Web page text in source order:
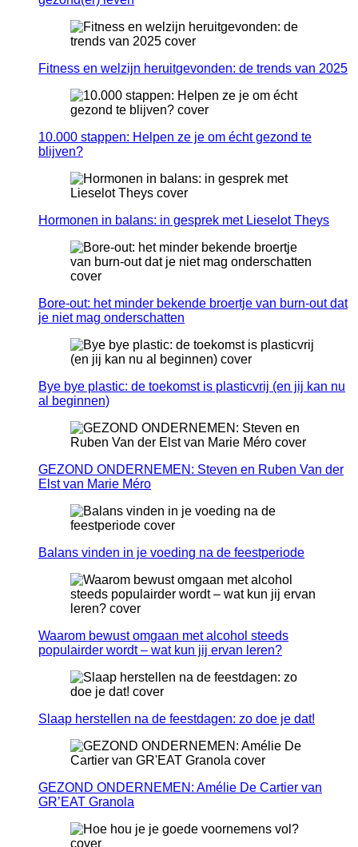
Fitness en welzijn heruitgevonden: de trends van 2025
10.000 stappen: Helpen ze je om écht gezond te
blijven?
Hormonen in balans: in gesprek met Lieselot Theys
Bore-out: het minder bekende broertje van burn-out dat
je niet mag onderschatten
Bye bye plastic: de toekomst is plasticvrij (en jij kan nu
al beginnen)
GEZOND ONDERNEMEN: Steven en Ruben Van der
Elst van Marie Méro
Balans vinden in je voeding na de feestperiode
Waarom bewust omgaan met alcohol steeds
populairder wordt – wat kun jij ervan leren?
Slaap herstellen na de feestdagen: zo doe je dat!
GEZOND ONDERNEMEN: Amélie De Cartier van
GR’EAT Granola